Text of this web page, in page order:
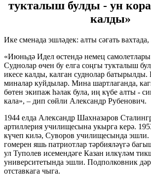
тукталыш булды - ун
калды»
Ике сменада эшләдек: алты сәгать вахтада,
«Июньдә Идел өстендә немец
Суднолар өчен бу елга соңгы тукталыш
икесе калды, калган суднолар батырылды.
миналар куйдылар. Мина шартлаганда,
бөтен экипаж һәлак була, иң күбе алты -
кала», – дип сөйли Александр Рубенович.
1944 елда Александр Шахназаров
артиллерия училищесына укырга керә.
күчеп килә, Суворов училищесында эшли.
гомерен яшь патриотлар тәрбияләүгә
ул Туполев исемендәге Казан илкүләм
университетында эшли. Подполковник
отставкага чыга.